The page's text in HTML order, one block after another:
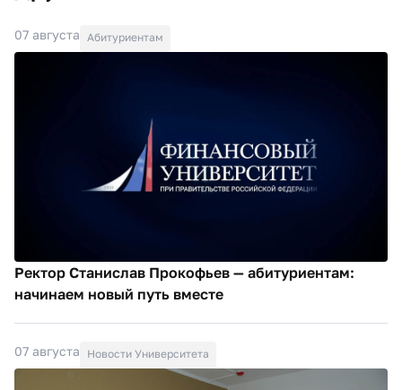
07 августа Абитуриентам
Ректор Станислав Прокофьев — абитуриентам:
начинаем новый путь вместе
07 августа Новости Университета